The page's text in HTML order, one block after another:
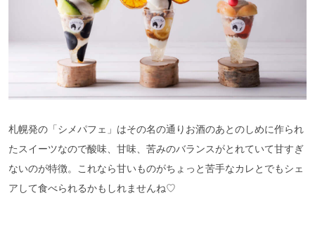
札幌発の「シメパフェ」はその名の通りお酒のあとのしめに作られ
たスイーツなので酸味、甘味、苦みのバランスがとれていて甘すぎ
ないのが特徴。これなら甘いものがちょっと苦手なカレとでもシェ
アして食べられるかもしれませんね♡